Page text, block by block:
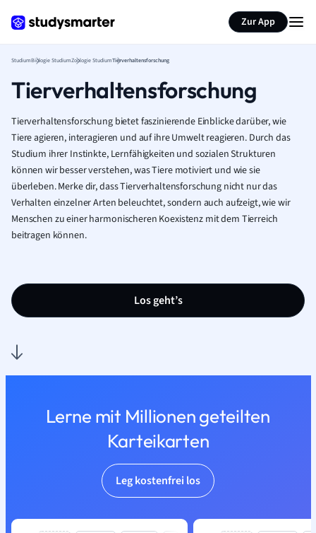
Zur App
StudiumBiologie StudiumZoologie StudiumTierverhaltensforschung
Tierverhaltensforschung
Tierverhaltensforschung bietet faszinierende Einblicke darüber, wie
Tiere agieren, interagieren und auf ihre Umwelt reagieren. Durch das
Studium ihrer Instinkte, Lernfähigkeiten und sozialen Strukturen
können wir besser verstehen, was Tiere motiviert und wie sie
überleben. Merke dir, dass Tierverhaltensforschung nicht nur das
Verhalten einzelner Arten beleuchtet, sondern auch aufzeigt, wie wir
Menschen zu einer harmonischeren Koexistenz mit dem Tierreich
beitragen können.
Los geht’s
Lerne mit Millionen geteilten
Karteikarten
Leg kostenfrei los